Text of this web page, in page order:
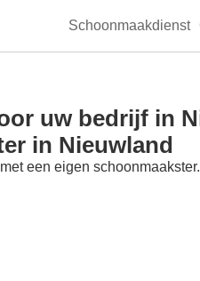
Schoonmaakdienst
uw bedrijf in
in Nieuwland
een eigen